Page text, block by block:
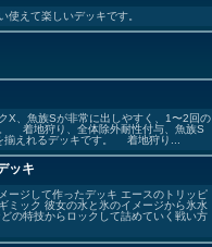
使えて楽しいデッキです。
X、魚族Sが非常に出しやすく、1〜2回の
着地狩り、全体除外耐性付与、魚族S
揃えれるデッキです。 着地狩り...
ッキ
ージして作ったデッキ エースのトリッピ
ミック 彼女の水と氷のイメージから氷水
の特技からロックして詰めていく戦い方